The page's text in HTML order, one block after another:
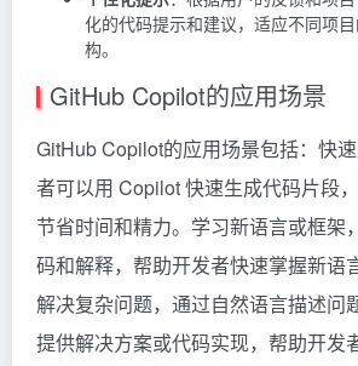
化的代码提示和建议，适应不同项
构。
GitHub Copilot的应用场景
GitHub Copilot的应用场景包括：快
者可以用 Copilot 快速生成代码片段
节省时间和精力。学习新语言或框架
码和解释，帮助开发者快速掌握新语
解决复杂问题，通过自然语言描述问
提供解决方案或代码实现，帮助开发